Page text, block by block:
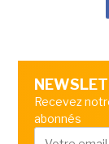
Recevez
abonnés